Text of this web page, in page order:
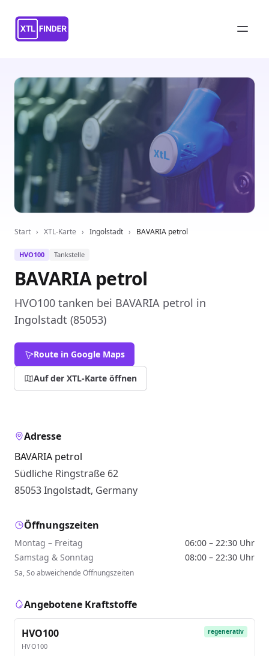
Start › XTL-Karte › Ingolstadt › BAVARIA petrol
HVO100 Tankstelle
BAVARIA petrol
HVO100 tanken bei BAVARIA petrol in
Ingolstadt (85053)
Route in Google Maps
Auf der XTL-Karte öffnen
Adresse
BAVARIA petrol
Südliche Ringstraße 62
85053 Ingolstadt, Germany
Öffnungszeiten
Montag – Freitag
06:00 – 22:30 Uhr
Samstag & Sonntag
08:00 – 22:30 Uhr
Sa, So abweichende Öffnungszeiten
Angebotene Kraftstoffe
HVO100
HVO100
regenerativ